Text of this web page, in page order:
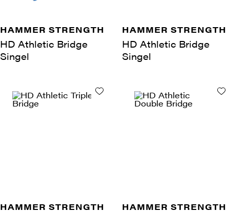
HAMMER STRENGTH
HD Athletic Bridge
Singel
HAMMER STRENGTH
HD Athletic Bridge
Singel
HAMMER STRENGTH HAMMER STRENGTH